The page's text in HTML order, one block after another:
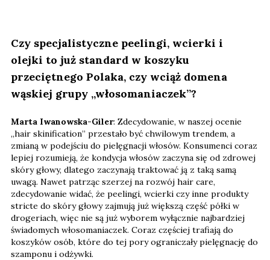
Czy specjalistyczne peelingi, wcierki i
olejki to już standard w koszyku
przeciętnego Polaka, czy wciąż domena
wąskiej grupy „włosomaniaczek”?
Marta Iwanowska-Giler: Zdecydowanie, w naszej ocenie
„hair skinification” przestało być chwilowym trendem, a
zmianą w podejściu do pielęgnacji włosów. Konsumenci coraz
lepiej rozumieją, że kondycja włosów zaczyna się od zdrowej
skóry głowy, dlatego zaczynają traktować ją z taką samą
uwagą. Nawet patrząc szerzej na rozwój hair care,
zdecydowanie widać, że peelingi, wcierki czy inne produkty
stricte do skóry głowy zajmują już większą część półki w
drogeriach, więc nie są już wyborem wyłącznie najbardziej
świadomych włosomaniaczek. Coraz częściej trafiają do
koszyków osób, które do tej pory ograniczały pielęgnację do
szamponu i odżywki.